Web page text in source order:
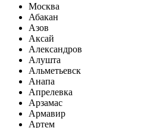
Москва
Абакан
Азов
Аксай
Александров
Алушта
Альметьевск
Анапа
Апрелевка
Арзамас
Армавир
Артем